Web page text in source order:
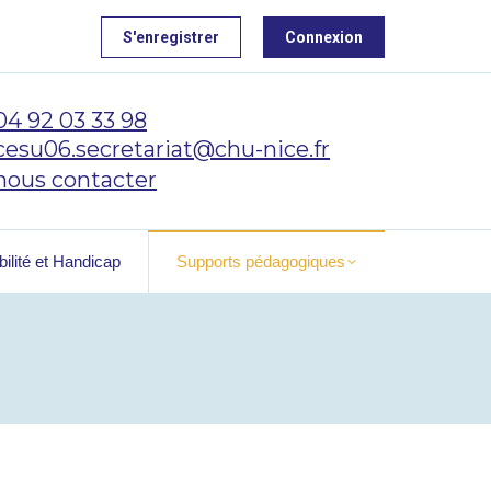
S'enregistrer Connexion
92 03 33 98
nice.fr
contacter
et Handicap Supports pédagogiques